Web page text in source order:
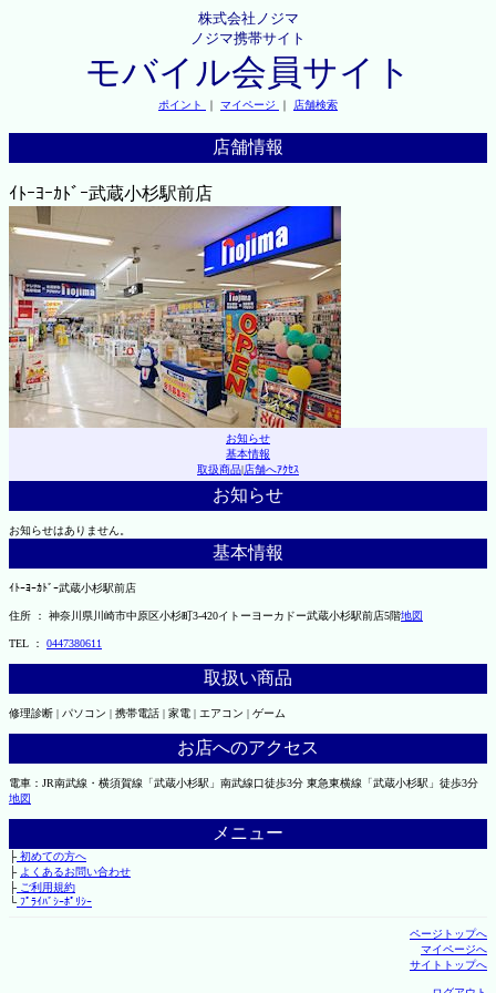
株式会社ノジマ
ノジマ携帯サイト
モバイル会員サイト
ポイント ｜ マイページ ｜ 店舗検索
店舗情報
ｲﾄｰﾖｰｶﾄﾞｰ武蔵小杉駅前店
お知らせ
基本情報
取扱商品|店舗へｱｸｾｽ
お知らせ
お知らせはありません。
基本情報
ｲﾄｰﾖｰｶﾄﾞｰ武蔵小杉駅前店
住所 ： 神奈川県川崎市中原区小杉町3-420イトーヨーカドー武蔵小杉駅前店5階地図
TEL ： 0447380611
取扱い商品
修理診断 | パソコン | 携帯電話 | 家電 | エアコン | ゲーム
お店へのアクセス
電車：JR南武線・横須賀線「武蔵小杉駅」南武線口徒歩3分 東急東横線「武蔵小杉駅」徒歩3分
地図
メニュー
├初めての方へ
├ よくあるお問い合わせ
├ご利用規約
└ﾌﾟﾗｲﾊﾞｼｰﾎﾟﾘｼｰ
ページトップへ
マイページへ
サイトトップへ